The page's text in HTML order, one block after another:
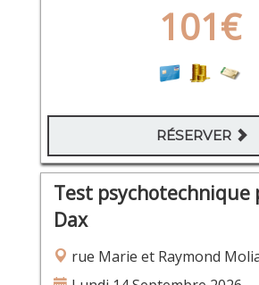
101€
RÉSERVER
Test psychotechnique
Dax
rue Marie et Raymond